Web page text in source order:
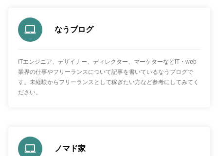
なうブログ
ITエンジニア、デザイナー、ディレクター、マーケターなどIT・web
業界の仕事やフリーランスについて記事を書いているなうブログで
す。未経験からフリーランスとして稼ぎたい方など参考にしてみてく
ださい。
ノマド家